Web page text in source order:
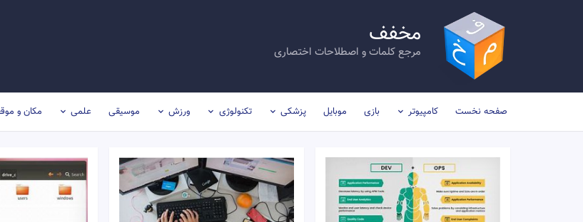
مخفف
مرجع کلمات و اصطلاحات اختصاری
صفحه نخست کامپیوتر بازی موبایل پزشکی تکنولوژی ورزش موسیقی علمی مکان و